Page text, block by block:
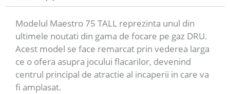
Modelul Maestro 75 TALL reprezinta unul din
ultimele noutati din gama de focare pe gaz DRU.
Acest model se face remarcat prin vederea larga
ce o ofera asupra jocului flacarilor, devenind
centrul principal de atractie al incaperii in care va
fi amplasat.